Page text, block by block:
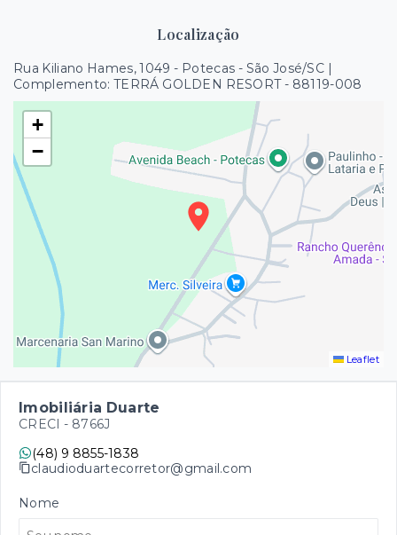
Localização
Rua Kiliano Hames, 1049 - Potecas - São José/SC |
Complemento: TERRÁ GOLDEN RESORT - 88119-008
+
−
Leaflet
Imobiliária Duarte
CRECI - 8766J
(48) 9 8855-1838
claudioduartecorretor@gmail.com
Nome